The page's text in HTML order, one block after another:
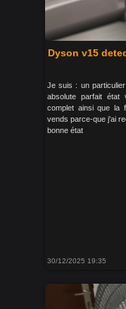
Dyson v15
Je suis : un
absolute parfait
complet ainsi que la
vends parce-que j'ai
bonne état
30/12/2025 19:35